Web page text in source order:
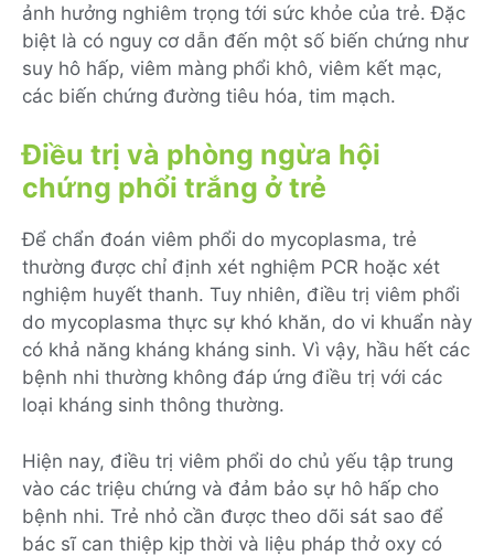
ảnh hưởng nghiêm trọng tới sức khỏe của trẻ. Đặc
biệt là có nguy cơ dẫn đến một số biến chứng như
suy hô hấp, viêm màng phổi khô, viêm kết mạc,
các biến chứng đường tiêu hóa, tim mạch.
Điều trị và phòng ngừa hội
chứng phổi trắng ở trẻ
Để chẩn đoán viêm phổi do mycoplasma, trẻ
thường được chỉ định xét nghiệm PCR hoặc xét
nghiệm huyết thanh. Tuy nhiên, điều trị viêm phổi
do mycoplasma thực sự khó khăn, do vi khuẩn này
có khả năng kháng kháng sinh. Vì vậy, hầu hết các
bệnh nhi thường không đáp ứng điều trị với các
loại kháng sinh thông thường.
Hiện nay, điều trị viêm phổi do chủ yếu tập trung
vào các triệu chứng và đảm bảo sự hô hấp cho
bệnh nhi. Trẻ nhỏ cần được theo dõi sát sao để
bác sĩ can thiệp kịp thời và liệu pháp thở oxy có